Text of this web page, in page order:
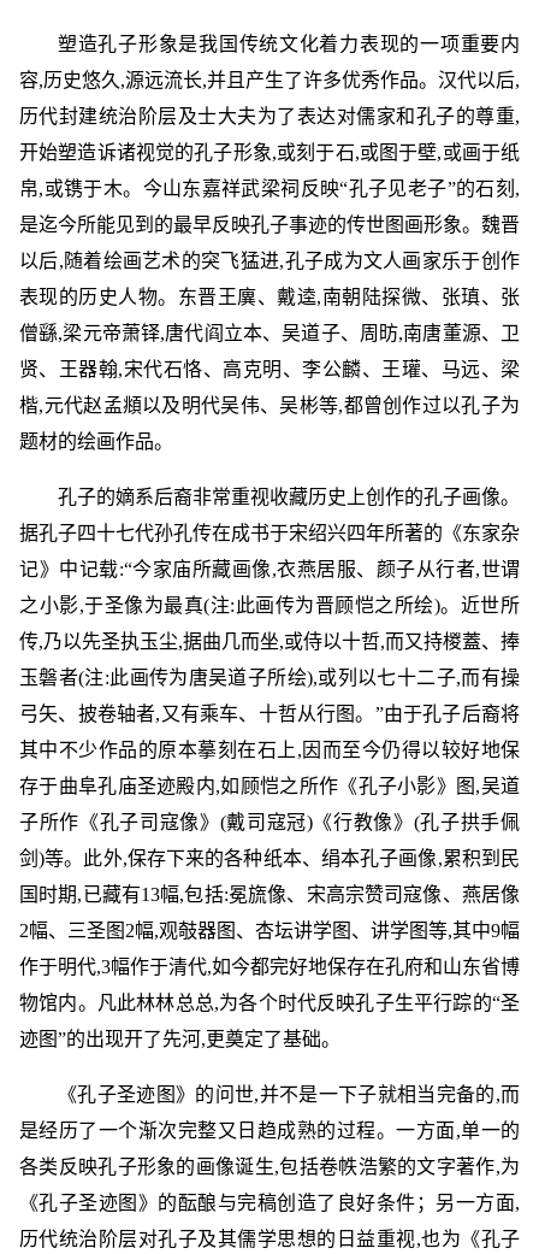
塑造孔子形象是我国传统文化着力表现的一项重要内
容,历史悠久,源远流长,并且产生了许多优秀作品。汉代以后,
历代封建统治阶层及士大夫为了表达对儒家和孔子的尊重,
开始塑造诉诸视觉的孔子形象,或刻于石,或图于壁,或画于纸
帛,或镌于木。今山东嘉祥武梁祠反映“孔子见老子”的石刻,
是迄今所能见到的最早反映孔子事迹的传世图画形象。魏晋
以后,随着绘画艺术的突飞猛进,孔子成为文人画家乐于创作
表现的历史人物。东晋王廙、戴逵,南朝陆探微、张瑱、张
僧繇,梁元帝萧铎,唐代阎立本、吴道子、周昉,南唐董源、卫
贤、王器翰,宋代石恪、高克明、李公麟、王瓘、马远、梁
楷,元代赵孟頫以及明代吴伟、吴彬等,都曾创作过以孔子为
题材的绘画作品。
孔子的嫡系后裔非常重视收藏历史上创作的孔子画像。
据孔子四十七代孙孔传在成书于宋绍兴四年所著的《东家杂
记》中记载:“今家庙所藏画像,衣燕居服、颜子从行者,世谓
之小影,于圣像为最真(注:此画传为晋顾恺之所绘)。近世所
传,乃以先圣执玉尘,据曲几而坐,或侍以十哲,而又持椶蓋、捧
玉磐者(注:此画传为唐吴道子所绘),或列以七十二子,而有操
弓矢、披卷轴者,又有乘车、十哲从行图。”由于孔子后裔将
其中不少作品的原本摹刻在石上,因而至今仍得以较好地保
存于曲阜孔庙圣迹殿内,如顾恺之所作《孔子小影》图,吴道
子所作《孔子司寇像》(戴司寇冠)《行教像》(孔子拱手佩
剑)等。此外,保存下来的各种纸本、绢本孔子画像,累积到民
国时期,已藏有13幅,包括:冕旒像、宋高宗赞司寇像、燕居像
2幅、三圣图2幅,观攲器图、杏坛讲学图、讲学图等,其中9幅
作于明代,3幅作于清代,如今都完好地保存在孔府和山东省博
物馆内。凡此林林总总,为各个时代反映孔子生平行踪的“圣
迹图”的出现开了先河,更奠定了基础。
《孔子圣迹图》的问世,并不是一下子就相当完备的,而
是经历了一个渐次完整又日趋成熟的过程。一方面,单一的
各类反映孔子形象的画像诞生,包括卷帙浩繁的文字著作,为
《孔子圣迹图》的酝酿与完稿创造了良好条件；另一方面,
历代统治阶层对孔子及其儒学思想的日益重视,也为《孔子